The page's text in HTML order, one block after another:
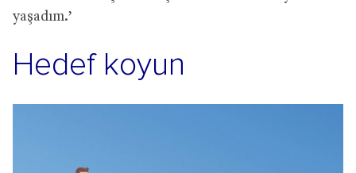
yaşadım.’
Hedef koyun